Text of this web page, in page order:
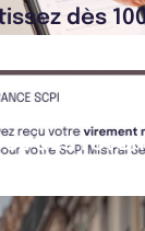
dès
des